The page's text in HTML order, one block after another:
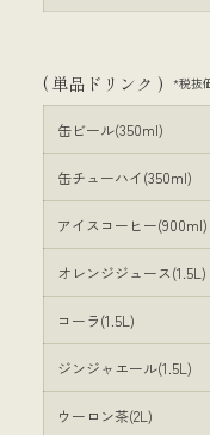
( 単品ドリンク ) *税抜
缶ビール(350ml)
缶チューハイ(350ml)
アイスコーヒー(900ml)
オレンジジュース(1.5L)
コーラ(1.5L)
ジンジャエール(1.5L)
ウーロン茶(2L)